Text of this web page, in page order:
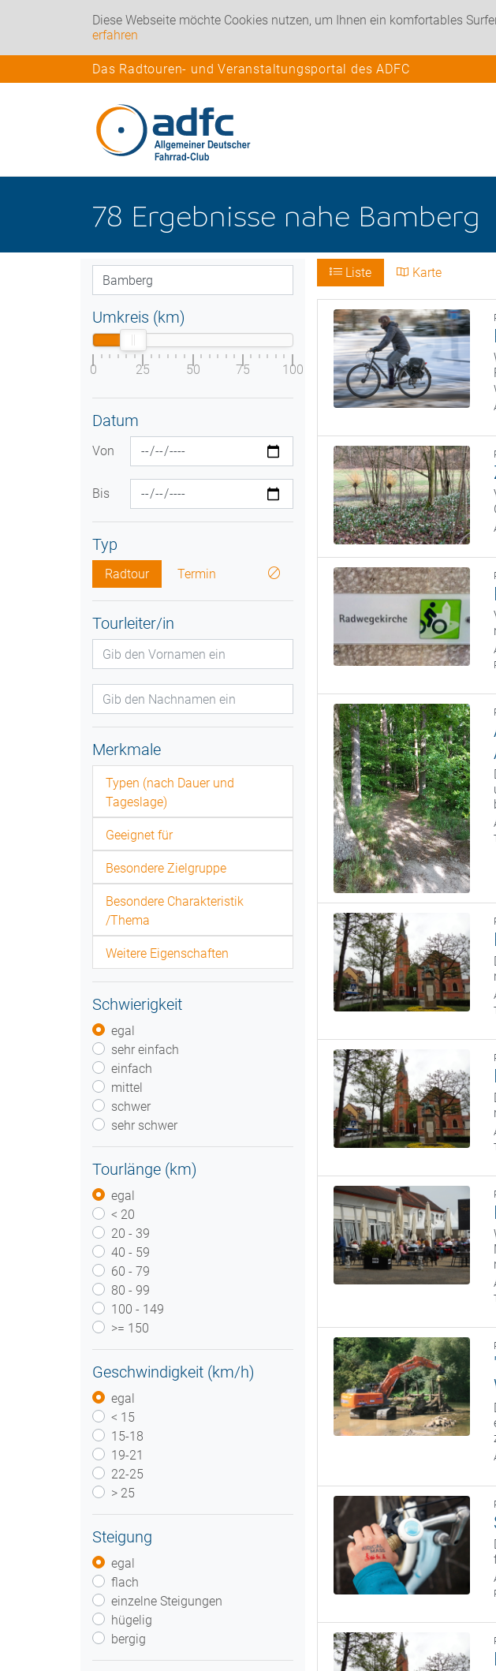
Diese Webseite möchte Cookies nutzen, um Ihnen ein komfortables
erfahren
Das Radtouren- und Veranstaltungsportal des ADFC
78 Ergebnisse nahe Bamberg
Umkreis (km)
0 25 50 75 100
Datum
Von
Bis
Typ
Radtour Termin
Tourleiter/in
Merkmale
Typen (nach Dauer und
Tageslage)
Geeignet für
Besondere Zielgruppe
Besondere Charakteristik
/Thema
Weitere Eigenschaften
Schwierigkeit
egal
sehr einfach
einfach
mittel
schwer
sehr schwer
Tourlänge (km)
egal
< 20
20 - 39
40 - 59
60 - 79
80 - 99
100 - 149
>= 150
Geschwindigkeit (km/h)
egal
< 15
15-18
19-21
22-25
> 25
Steigung
egal
flach
einzelne Steigungen
hügelig
bergig
Liste Karte